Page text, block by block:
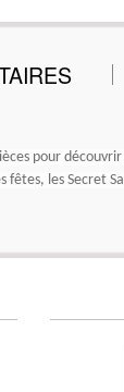
pour
les Secret